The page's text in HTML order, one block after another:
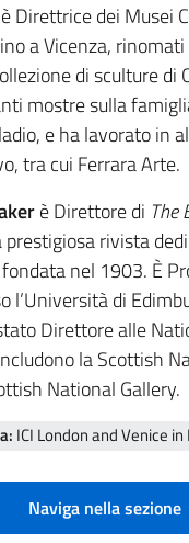
è Direttrice dei Musei
a Vicenza,
di sculture di
mostre sulla
e ha lavorato in
tra cui Ferrara Arte.
è Direttore di The
rivista
nel 1903. È
l’Università di
Direttore alle
la Scottish
National Gallery.
ICI London and Venice in
Naviga nella sezione